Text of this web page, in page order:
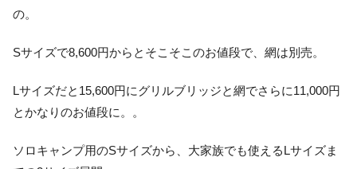
の。
Sサイズで8,600円からとそこそこのお値段で、網は別売。
Lサイズだと15,600円にグリルブリッジと網でさらに11,000円
とかなりのお値段に。。
ソロキャンプ用のSサイズから、大家族でも使えるLサイズま